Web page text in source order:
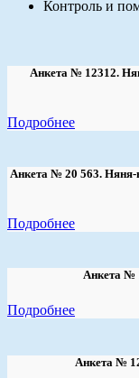
Контроль и
Анкета № 12312.
Подробнее
Анкета № 20 563. Няня-
Подробнее
Анкета №
Подробнее
Анкета №